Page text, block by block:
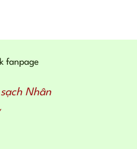
fanpage
Nhân